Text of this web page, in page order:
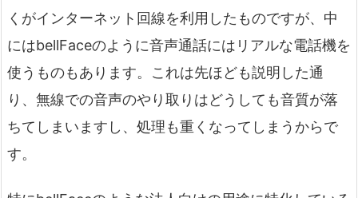
くがインターネット回線を利用したものですが、中
にはbellFaceのように音声通話にはリアルな電話機を
使うものもあります。これは先ほども説明した通
り、無線での音声のやり取りはどうしても音質が落
ちてしまいますし、処理も重くなってしまうからで
す。